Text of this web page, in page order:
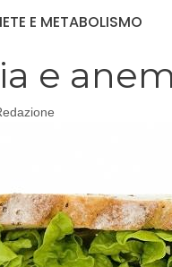
E METABOLISMO
e